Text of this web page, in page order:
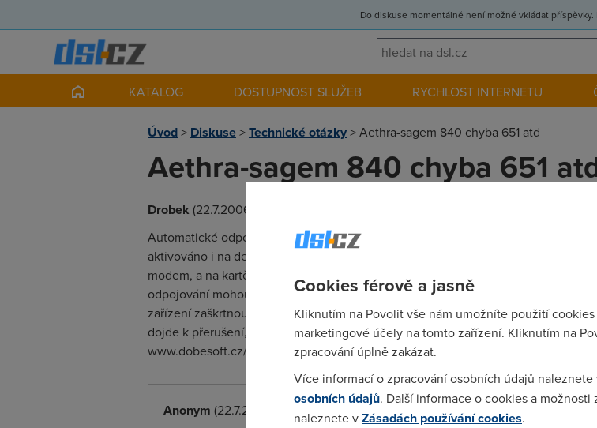
Do diskuse momentálně není možné vkládat
KATALOG DOSTUPNOST SLUŽEB RYCHLOST INTERNETU
Úvod> Diskuse>Technické otázky>Aethra-sagem 840 chyba 651 atd
Aethra-sagem 840 chyba 651
Drobek (22.7.2006 02:21:30)
Automatické odpojování z důvodu nečinnosti hardwaru. Většinou bývá
aktivováno i na desktopu. Přes nabídku Start/Ovládací panely/Systém/
modem, a na kartě Řízení spotřeby zrušte označení Povolit počítači vypínat
odpojování mohou být chyby v přenosu po sběrnici USB. Systém při chybách
zařízení zaškrtnout políčko Neoznamovat chyby sběrnice USB. Poněkud
dojde k přerušení, nechat jej automaticky sestavit, například pomocí programu
www.dobesoft.cz/automat/. doufám že vám to pomuže Drobek
Anonym (22.7.2006 10:34:09)
Cookies férově a jasně
Kliknutím na Povolit vše nám umožníte použití
marketingové účely na tomto zařízení. Kliknutím na
zpracování úplně zakázat.
Více informací o zpracování osobních údajů naleznete
osobních údajů. Další informace o cookies a
naleznete vZásadách používání cookies.